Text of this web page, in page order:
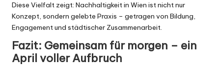
Diese Vielfalt zeigt: Nachhaltigkeit in Wien ist nicht nur
Konzept, sondern gelebte Praxis – getragen von Bildung,
Engagement und städtischer Zusammenarbeit.
Fazit: Gemeinsam für morgen – ein
April voller Aufbruch